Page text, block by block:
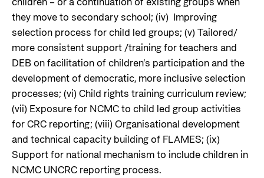
they move to secondary school; (iv) Improving
selection process for child led groups; (v) Tailored/
more consistent support /training for teachers and
DEB on facilitation of children’s participation and the
development of democratic, more inclusive selection
processes; (vi) Child rights training curriculum review;
(vii) Exposure for NCMC to child led group activities
for CRC reporting; (viii) Organisational development
and technical capacity building of FLAMES; (ix)
Support for national mechanism to include children in
NCMC UNCRC reporting process.